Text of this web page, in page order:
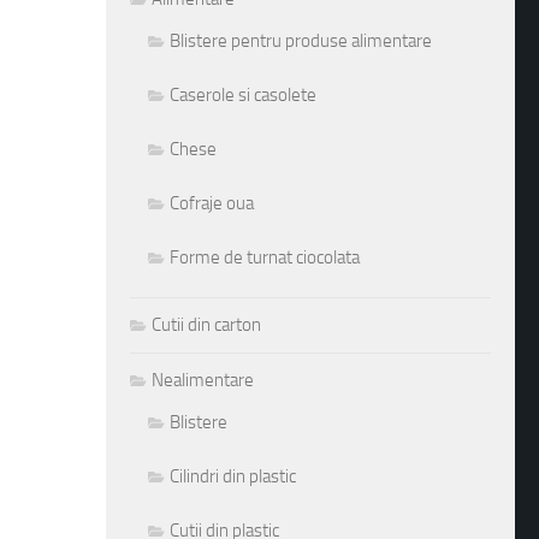
Blistere pentru produse alimentare
Caserole si casolete
Chese
Cofraje oua
Forme de turnat ciocolata
Cutii din carton
Nealimentare
Blistere
Cilindri din plastic
Cutii din plastic